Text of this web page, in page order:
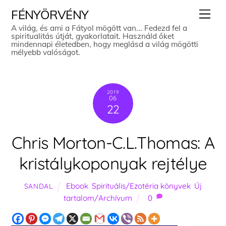
content
FÉNYÖRVÉNY
A világ, és ami a Fátyol mögött van... Fedezd fel a
spiritualitás útját, gyakorlatait. Használd őket
mindennapi életedben, hogy meglásd a világ mögötti
mélyebb valóságot.
2019
06
22
Chris Morton-C.L.Thomas: A
kristálykoponyak rejtélye
SANDAL Ebook ,Spirituális/Ezotéria könyvek Új
tartalom/Archívum
0